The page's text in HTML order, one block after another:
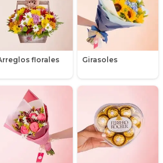
florales Girasoles
de prueba
Cestas de frutas
y galletas
Día de la madre
Día de la secretaria
y Regalos de Navidad
Galletas